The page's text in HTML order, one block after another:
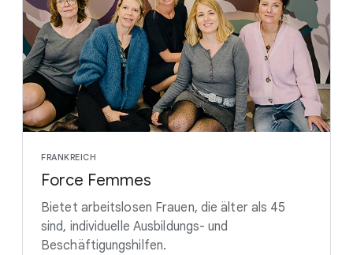
FRANKREICH
Force Femmes
Bietet arbeitslosen Frauen, die älter als 45
sind, individuelle Ausbildungs- und
Beschäftigungshilfen.